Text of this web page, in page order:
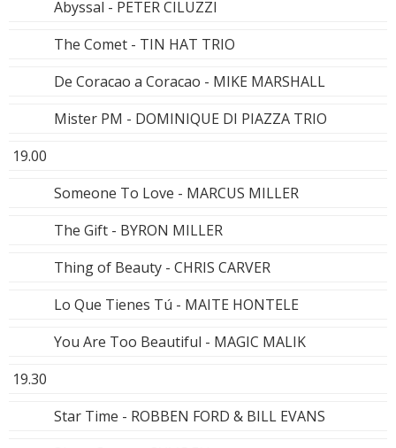
Abyssal - PETER CILUZZI
The Comet - TIN HAT TRIO
De Coracao a Coracao - MIKE MARSHALL
Mister PM - DOMINIQUE DI PIAZZA TRIO
19.00
Someone To Love - MARCUS MILLER
The Gift - BYRON MILLER
Thing of Beauty - CHRIS CARVER
Lo Que Tienes Tú - MAITE HONTELE
You Are Too Beautiful - MAGIC MALIK
19.30
Star Time - ROBBEN FORD & BILL EVANS